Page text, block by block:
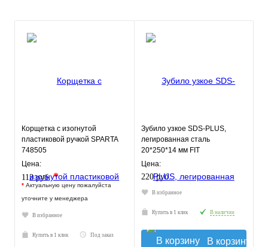
Корщетка с изогнутой
пластиковой ручкой SPARTA
748505
Цена:
113 руб.*
* Актуальную цену пожалуйста
уточните у менеджера
В избранное
Купить в 1 клик Под заказ
Зубило узкое SDS-PLUS,
легированная сталь
20*250*14 мм FIT
Цена:
220 руб.
В избранное
Купить в 1 клик В наличии
В корзину